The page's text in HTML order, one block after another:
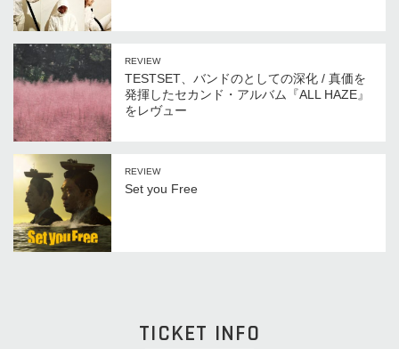
REVIEW
TESTSET、バンドのとしての深化 / 真価を
発揮したセカンド・アルバム『ALL HAZE』
をレヴュー
REVIEW
Set you Free
TICKET INFO